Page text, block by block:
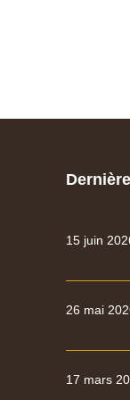
15 juin
26 mai
17 mars